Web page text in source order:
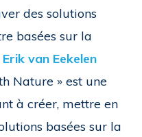
des solutions
basées sur la
van Eekelen
Nature » est une
à créer, mettre en
basées sur la